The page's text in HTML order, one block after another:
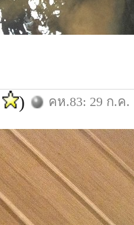
) คห.83: 29 ก.ค.